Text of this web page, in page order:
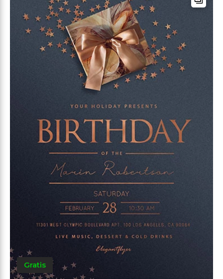
Gratis